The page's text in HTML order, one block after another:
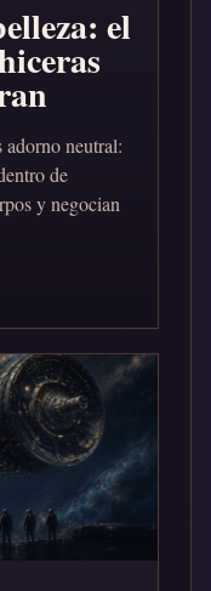
el
adorno neutral:
de
y negocian